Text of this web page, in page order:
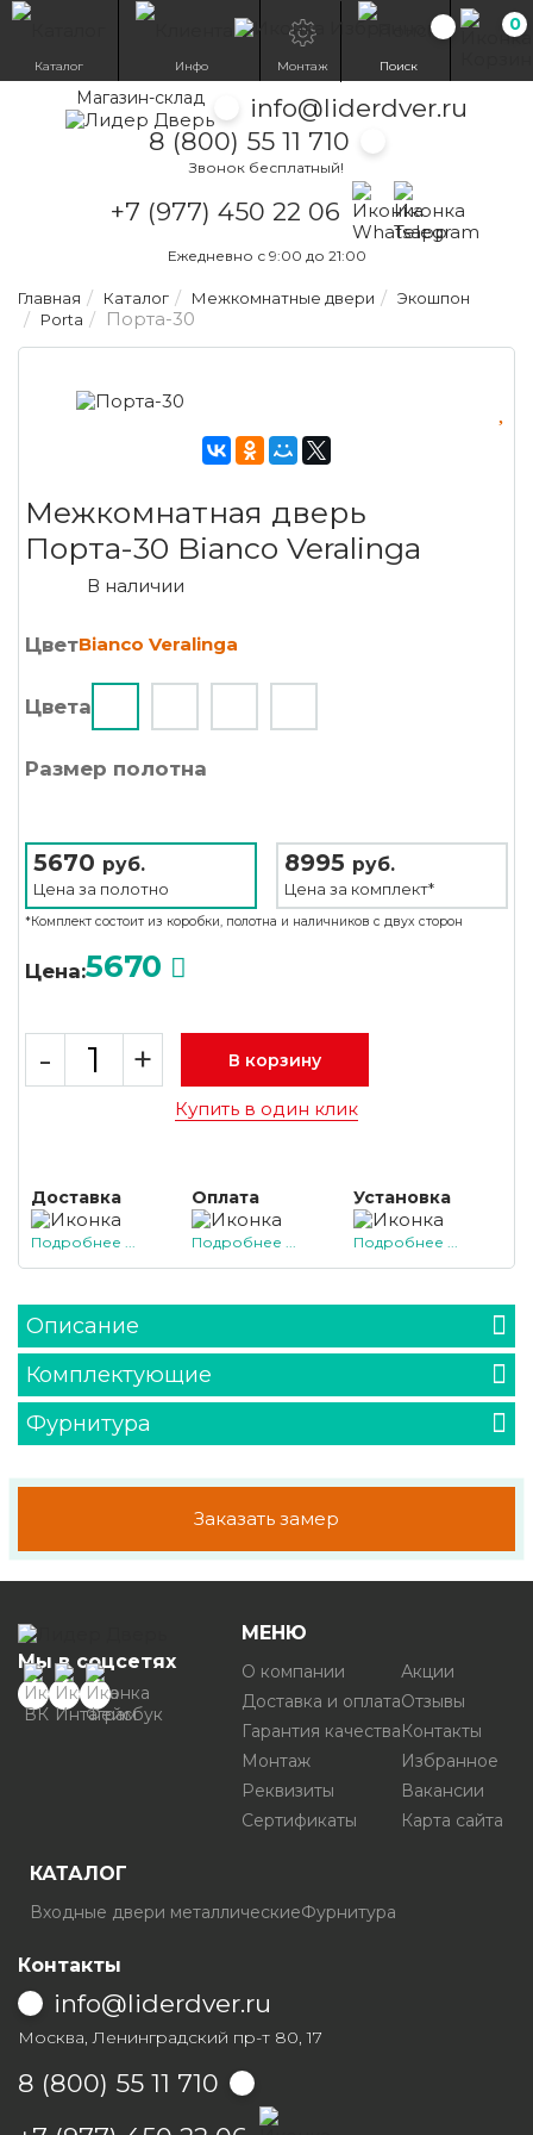
Магазин-склад
info@liderdver.ru
8 (800) 55 11 710
Звонок бесплатный!
+7 (977) 450 22 06
Написать на
Написать на
Ежедневно с 9:00 до 21:00
0
Каталог Инфо Монтаж Поиск
Главная Каталог Межкомнатные двери
Экошпон
Porta
Порта-30
Межкомнатная дверь
Порта-30 Bianco Veralinga
В наличии
ЦветBianco Veralinga
Цвета
Размер полотна
5670 руб.
Цена за полотно
8995 руб.
Цена за комплект*
*Комплект состоит из коробки, полотна и наличников с двух сторон
Цена:5670
- + В корзину
Купить в один клик
Доставка
Подробнее ...
Оплата
Подробнее ...
Установка
Подробнее ...
Описание
Комплектующие
Фурнитура
Заказать замер
Мы в соцсетях
МЕНЮ
О компании
Доставка и оплата
Гарантия качества
Монтаж
Реквизиты
Сертификаты
Акции
Отзывы
Контакты
Избранное
Вакансии
Карта сайта
КАТАЛОГ
Входные двери металлическиеФурнитура
Контакты
info@liderdver.ru
Москва, Ленинградский пр-т 80, 17
8 (800) 55 11 710
Написать на Whatsapp